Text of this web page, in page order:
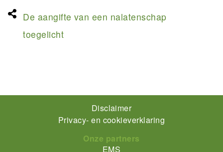
De aangifte van een nalatenschap
toegelicht
Disclaimer
Privacy- en cookieverklaring
Onze partners
EMS